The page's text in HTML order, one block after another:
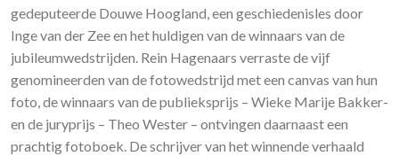
gedeputeerde Douwe Hoogland, een geschiedenisles door
Inge van der Zee en het huldigen van de winnaars van de
jubileumwedstrijden. Rein Hagenaars verraste de vijf
genomineerden van de fotowedstrijd met een canvas van hun
foto, de winnaars van de publieksprijs – Wieke Marije Bakker-
en de juryprijs – Theo Wester – ontvingen daarnaast een
prachtig fotoboek. De schrijver van het winnende verhaald